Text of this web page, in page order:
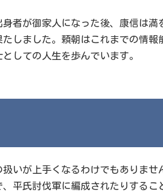
者が御家人になった後、康信は満
しました。頼朝はこれまでの情報
しての人生を歩んでいます。
いが上手くなるわけでもありませ
平氏討伐軍に編成されたりするこ